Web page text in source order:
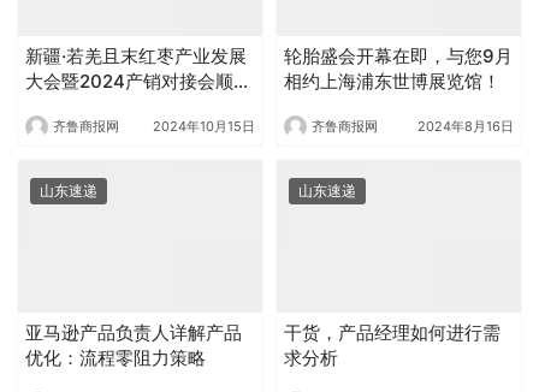
新疆·若羌且末红枣产业发展
大会暨2024产销对接会顺利
齐鲁商报网 2024年10月15日
轮胎盛会开幕在即，与您9月
相约上海浦东世博展览馆！
齐鲁商报网 2024年8月16日
山东速递
亚马逊产品负责人详解产品
优化：流程零阻力策略
山东速递
干货，产品经理如何进行需
求分析